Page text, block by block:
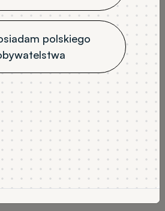
polskiego
34
letni
zimowy